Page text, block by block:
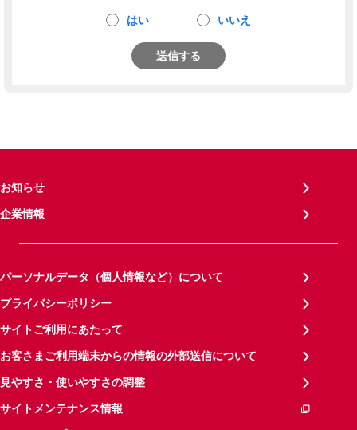
はい いいえ
送信する
お知らせ
企業情報
パーソナルデータ（個人情報など）について
プライバシーポリシー
サイトご利用にあたって
お客さまご利用端末からの情報の外部送信について
見やすさ・使いやすさの調整
サイトメンテナンス情報